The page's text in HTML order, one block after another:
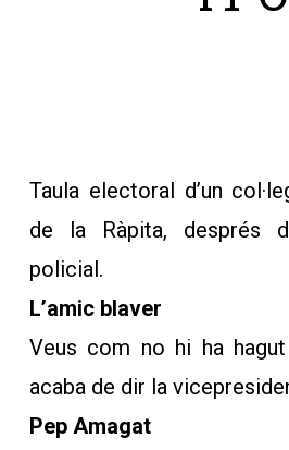
Taula electoral d’un
de la Ràpita, després
policial.
L’amic blaver
Veus com no hi ha
acaba de dir la
Pep Amagat